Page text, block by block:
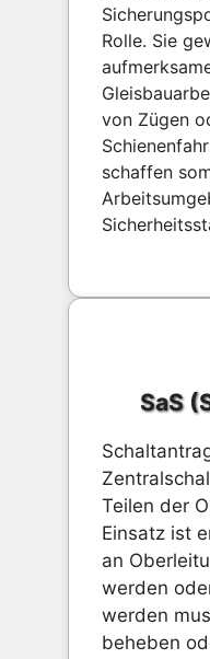
Rolle. Sie
von Zügen
schaffen
SaS
Teilen der
Einsatz ist
an
werden
werden
beheben